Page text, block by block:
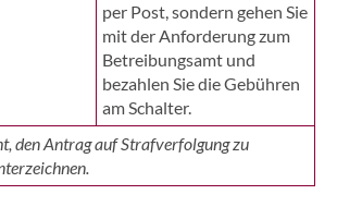
per Post, sondern gehen Sie
mit der Anforderung zum
Betreibungsamt und
bezahlen Sie die Gebühren
am Schalter.
den Antrag auf Strafverfolgung zu